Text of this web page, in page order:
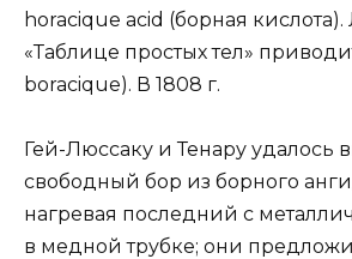
horacique асid (борная кислота).
«Таблице простых тел»
boracique). В 1808 г.
Гей-Люссаку и Тенару удалось
свободный бор из борного
нагревая последний с
в медной трубке; они